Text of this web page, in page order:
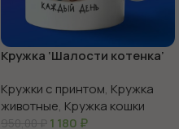
Кружка ‘Шалости котенка’
Кружки с принтом, Кружка
животные, Кружка кошки
950,00₽ 1 180 ₽